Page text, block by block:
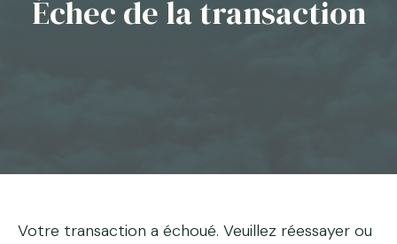
Échec de la transaction
Votre transaction a échoué. Veuillez réessayer ou